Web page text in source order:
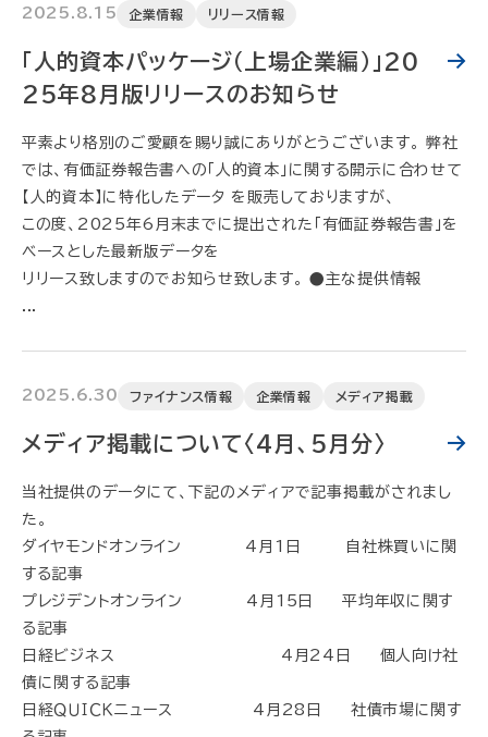
2025.8.15 企業情報 リリース情報
「人的資本パッケージ（上場企業編）」20
25年8月版リリースのお知らせ
平素より格別のご愛顧を賜り誠にありがとうございます。 弊社
では、有価証券報告書への「人的資本」に関する開示に合わせて
【人的資本】に特化したデータ を販売しておりますが、
この度、2025年6月末までに提出された「有価証券報告書」を
ベースとした最新版データを
リリース致しますのでお知らせ致します。 ●主な提供情報
...
2025.6.30 ファイナンス情報 企業情報 メディア掲載
メディア掲載について〈4月、5月分〉
当社提供のデータにて、下記のメディアで記事掲載がされまし
た。
ダイヤモンドオンライン 4月1日 自社株買いに関
する記事
プレジデントオンライン 4月15日 平均年収に関す
る記事
日経ビジネス 4月24日 個人向け社
債に関する記事
日経ＱＵＩＣＫニュース 4月28日 社債市場に関す